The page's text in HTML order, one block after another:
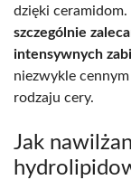
dzięki ceramidom.
szczególnie
intensywnych
niezwykle
rodzaju cery.
Jak